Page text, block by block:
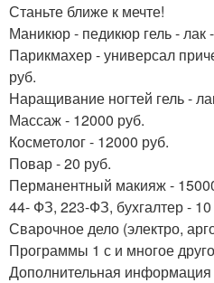
Станьте ближе к мечте!
Маникюр - педикюр гель - лак
Парикмахер - универсал
руб.
Наращивание ногтей гель -
Массаж - 12000 руб.
Косметолог - 12000 руб.
Повар - 20 руб.
Перманентный макияж -
44- ФЗ, 223-ФЗ, бухгалтер - 10
Сварочное дело (электро,
Программы 1 с и многое
Дополнительная информация